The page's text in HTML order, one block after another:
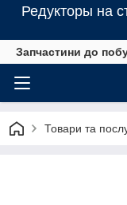
Редукторы на
Запчастини до
Товари та